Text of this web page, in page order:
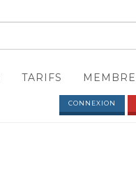
TARIFS
CONNEXION